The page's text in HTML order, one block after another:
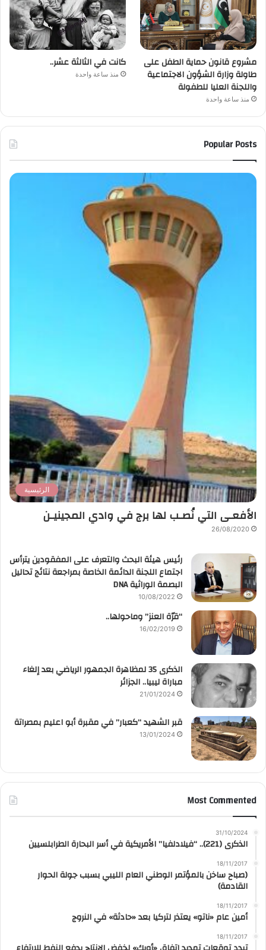
مشروع قانون حماية الطفل على
طاولة وزارة الشؤون الاجتماعية
واللجنة العليا للطفولة
منذ ساعة واحدة
كانت في الثالثة عشر..
منذ ساعة واحدة
Popular Posts
الرئيسية
الأفعـى التي نُصـب لها برج في وادي المجينيـن
26/08/2020
رئيس هيئة البحث والتعرف على المفقودين يترأس
اجتماع اللجنة الدائمة الخاصة بمراجعة نتائج تحاليل
البصمة الوراثية DNA
10/08/2022
“قرّة العنز” وماحولها..
16/02/2019
الذكرى 35 لمظاهرة الجمهور الرياضي بعد إلغاء
مباراة ليبيا.. الجزائر
21/01/2024
قبر الشهيد “كعبار” في مقبرة أبو اعليم بمصراتة
13/01/2024
Most Commented
31/10/2024
الذكرى (221).. “فيلادلفيا” الأمريكية في أسر البحارة الطرابلسيين
18/11/2017
(صباح ساخن بالمؤتمر الوطني العام الليبي بسبب جولة الحوار
القادمة)
18/11/2017
أمين عام «ناتو» يعتذر لتركيا بعد «حادثة» في النروج
18/11/2017